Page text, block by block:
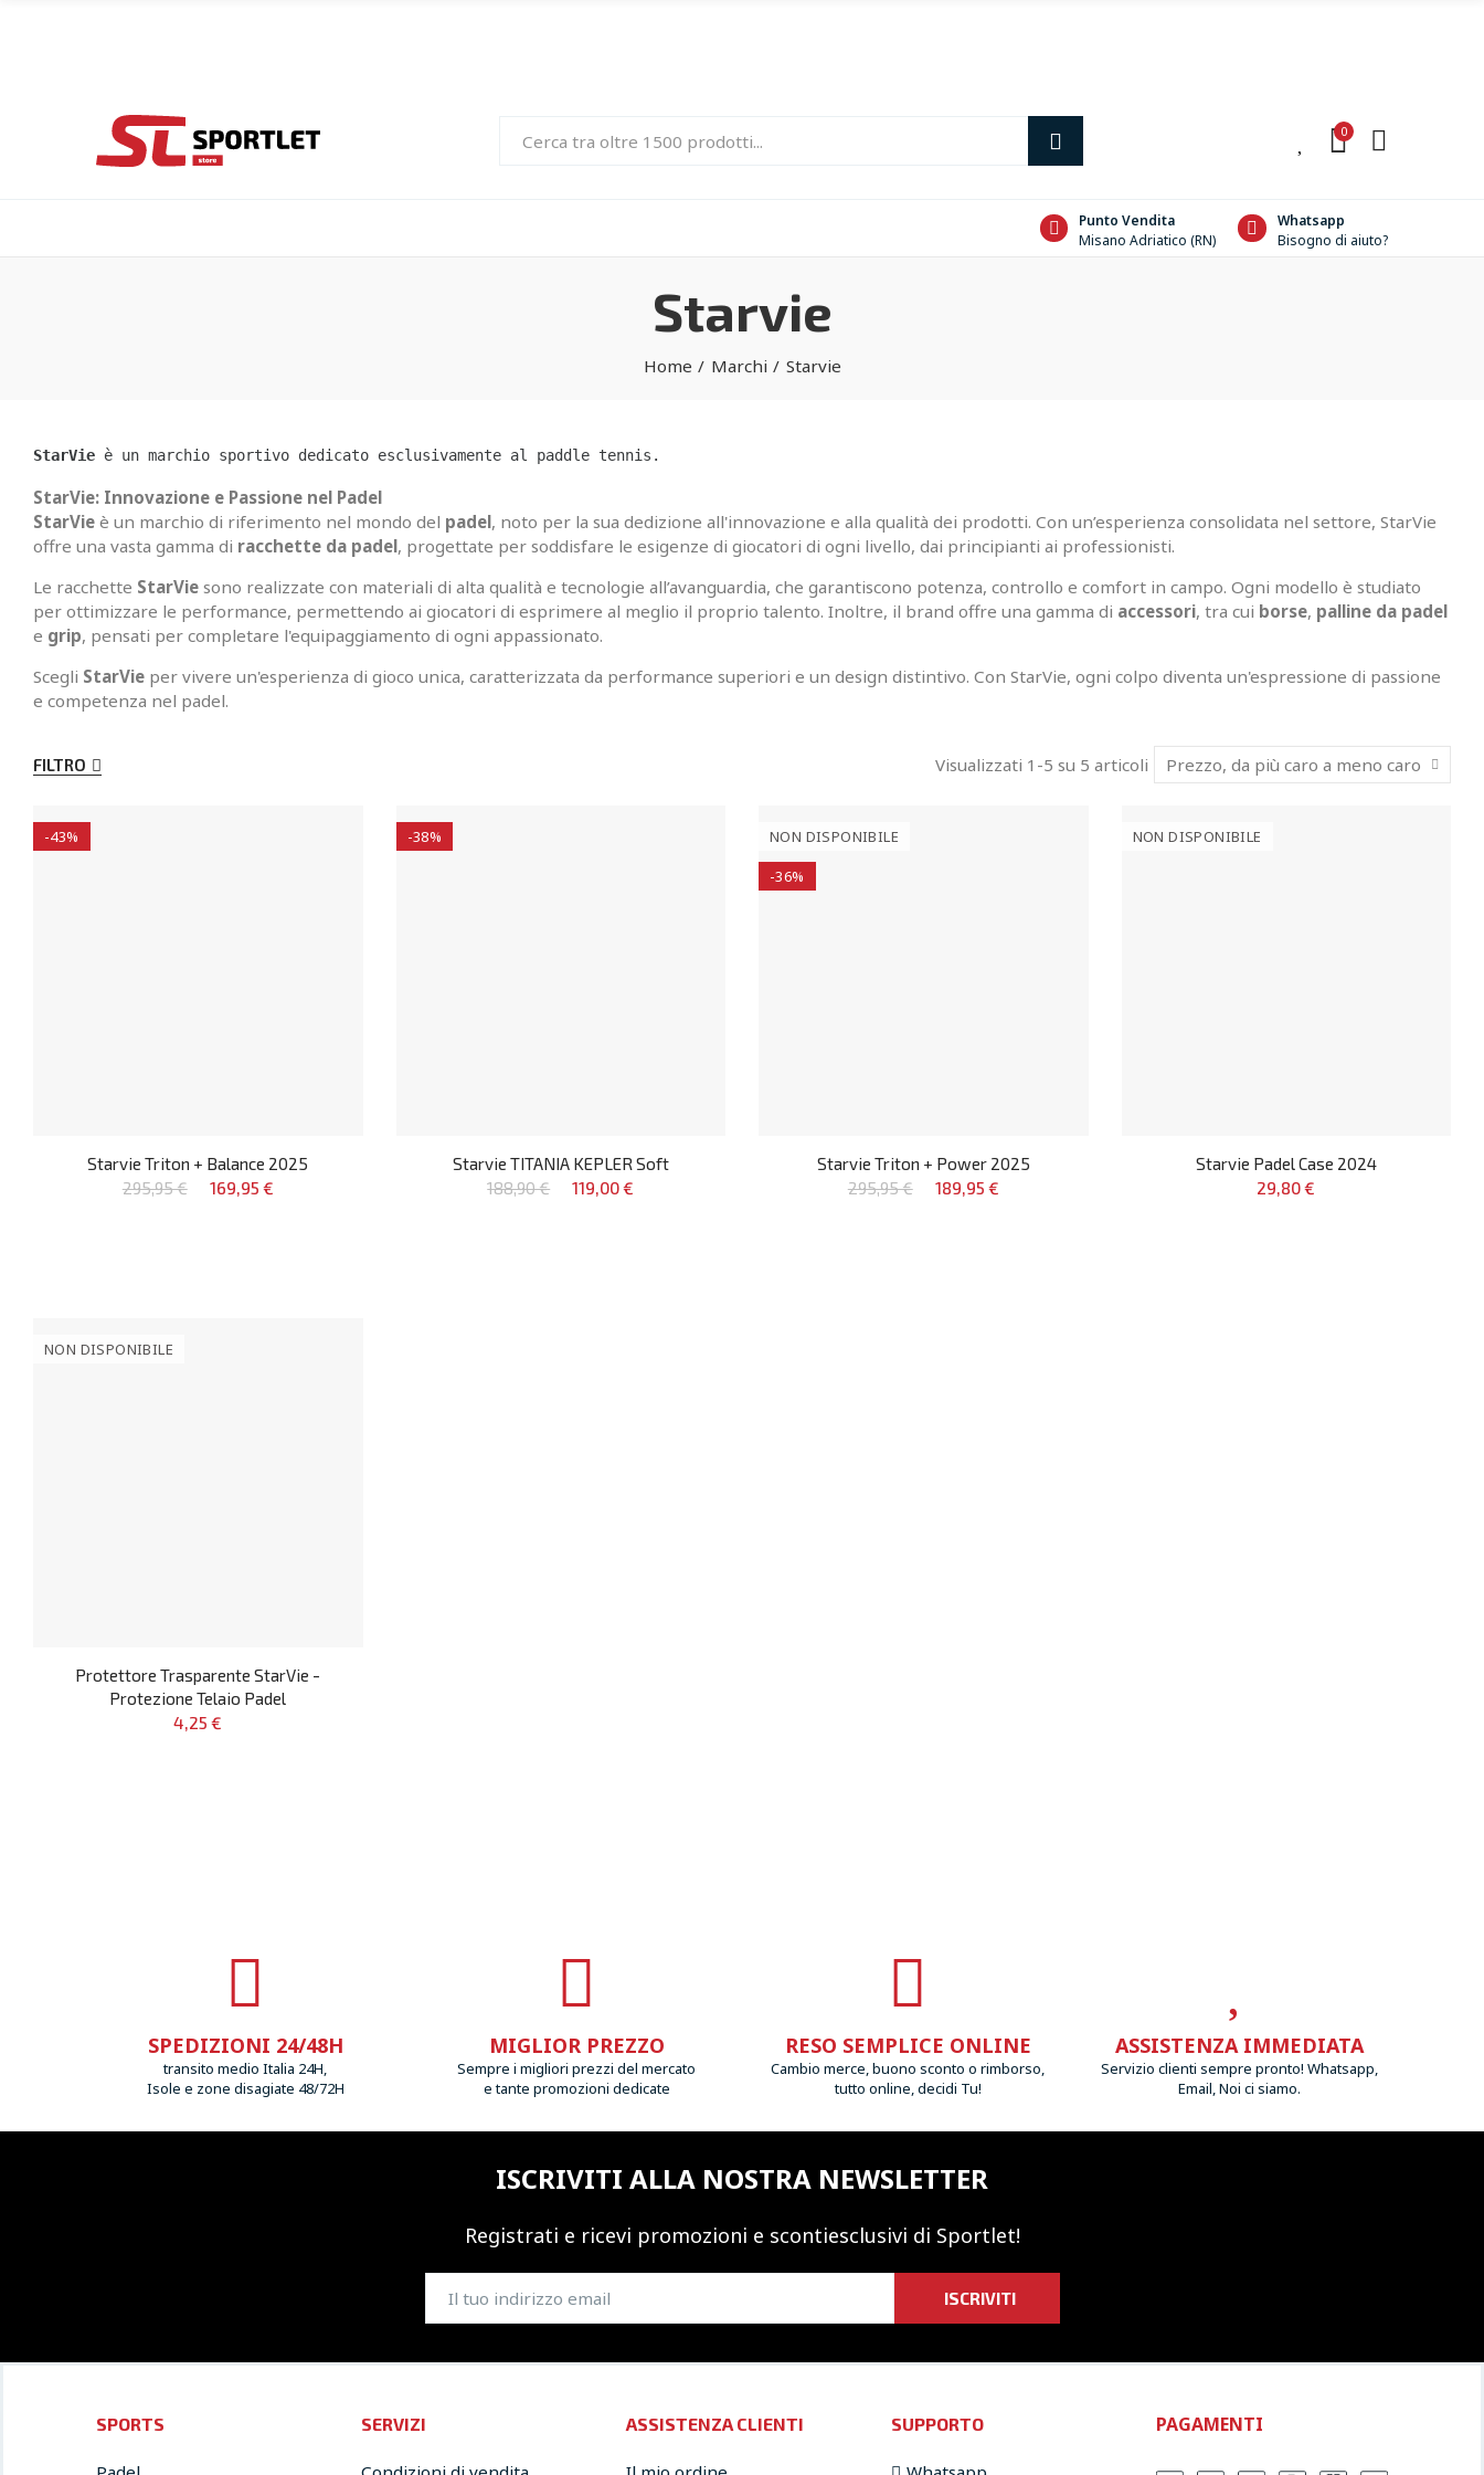
0
Punto Vendita
Misano Adriatico (RN)
Whatsapp
Bisogno di aiuto?
Starvie
Home Marchi Starvie
StarVie è un marchio sportivo dedicato esclusivamente al paddle tennis.
StarVie: Innovazione e Passione nel Padel
StarVie è un marchio di riferimento nel mondo del padel, noto per la sua dedizione all'innovazione e alla qualità dei prodotti. Con un’esperienza consolidata nel settore, StarVie
offre una vasta gamma di racchette da padel, progettate per soddisfare le esigenze di giocatori di ogni livello, dai principianti ai professionisti.
Le racchette StarVie sono realizzate con materiali di alta qualità e tecnologie all’avanguardia, che garantiscono potenza, controllo e comfort in campo. Ogni modello è studiato
per ottimizzare le performance, permettendo ai giocatori di esprimere al meglio il proprio talento. Inoltre, il brand offre una gamma di accessori, tra cui borse, palline da padel
e grip, pensati per completare l'equipaggiamento di ogni appassionato.
Scegli StarVie per vivere un'esperienza di gioco unica, caratterizzata da performance superiori e un design distintivo. Con StarVie, ogni colpo diventa un'espressione di passione
e competenza nel padel.
FILTRO Visualizzati 1-5 su 5 articoli Prezzo, da più caro a meno caro
-43%
Starvie Triton + Balance 2025
295,95 €
169,95 €
-38%
Starvie TITANIA KEPLER Soft
188,90 €
119,00 €
NON DISPONIBILE
-36%
Starvie Triton + Power 2025
295,95 €
189,95 €
NON DISPONIBILE
Starvie Padel Case 2024
29,80 €
NON DISPONIBILE
Protettore Trasparente StarVie -
Protezione Telaio Padel
4,25 €
SPEDIZIONI 24/48H
transito medio Italia 24H,
Isole e zone disagiate 48/72H
MIGLIOR PREZZO
Sempre i migliori prezzi del mercato
e tante promozioni dedicate
RESO SEMPLICE ONLINE
Cambio merce, buono sconto o rimborso,
tutto online, decidi Tu!
ASSISTENZA IMMEDIATA
Servizio clienti sempre pronto! Whatsapp,
Email, Noi ci siamo.
ISCRIVITI ALLA NOSTRA NEWSLETTER
Registrati e ricevi promozioni e scontiesclusivi di Sportlet!
ISCRIVITI
SPORTS SERVIZI ASSISTENZA CLIENTI SUPPORTO PAGAMENTI